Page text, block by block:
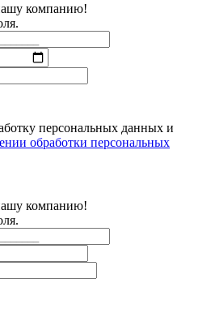
компанию!
персональных данных и
обработки персональных
компанию!